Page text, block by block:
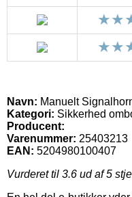
Navn: Manuelt
Kategori: Sikkerhed
Producent:
Varenummer: 25403213
EAN: 5204980100407
Vurderet til 3.6 ud af 5